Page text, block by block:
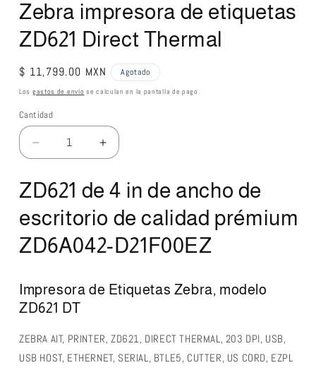
Zebra impresora de etiquetas
ZD621 Direct Thermal
Precio
habitual
$ 11,799.00 MXN Agotado
Los gastos de envío se calculan en la pantalla de pago.
Cantidad
Reducir
cantidad
Zebra
impresora
de
etiquetas
ZD621
Aumentar
cantidad
Zebra
impresora
de
etiquetas
ZD621
Thermal
ZD621 de 4 in de ancho de
escritorio de calidad prémium
ZD6A042-D21F00EZ
Impresora de Etiquetas Zebra, modelo
ZD621 DT
ZEBRA AIT, PRINTER, ZD621, DIRECT THERMAL, 203 DPI, USB,
USB HOST, ETHERNET, SERIAL, BTLE5, CUTTER, US CORD, EZPL